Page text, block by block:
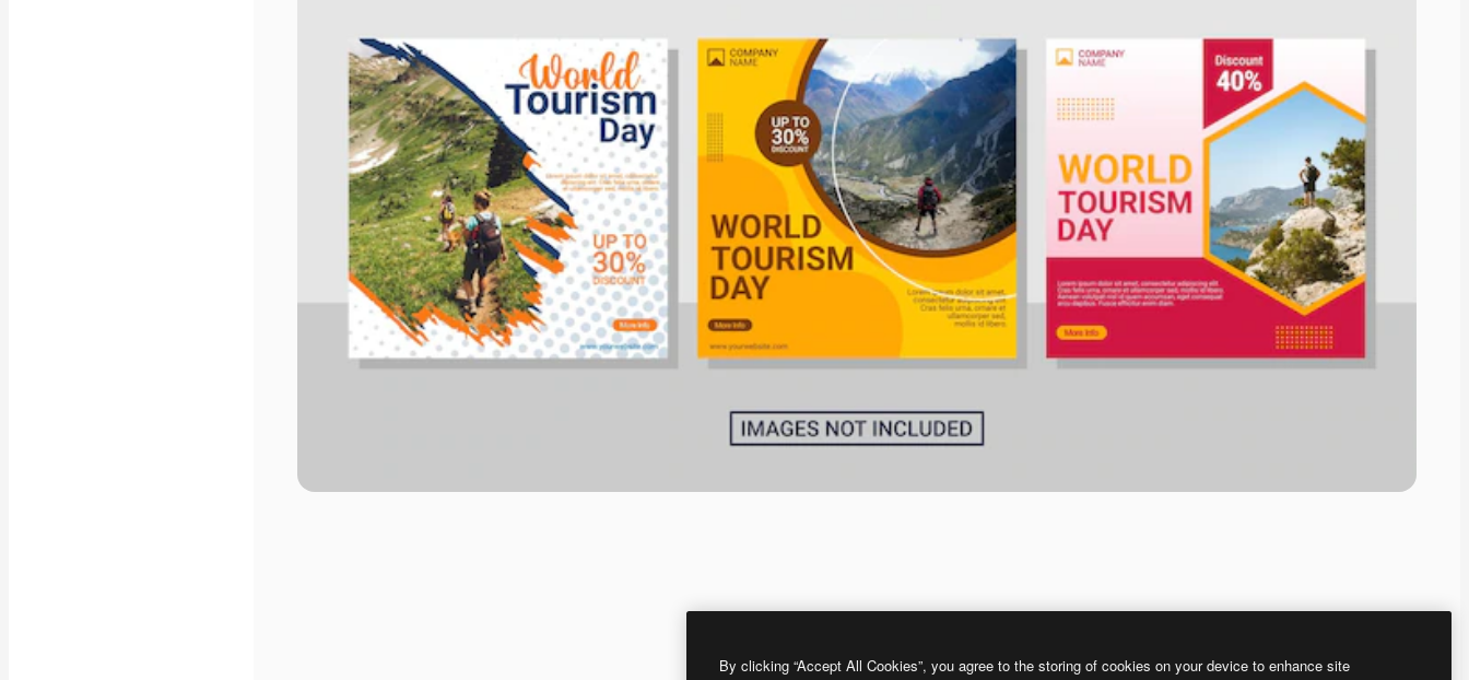
By clicking “Accept All Cookies”, you agree to the storing of cookies on your device to enhance site